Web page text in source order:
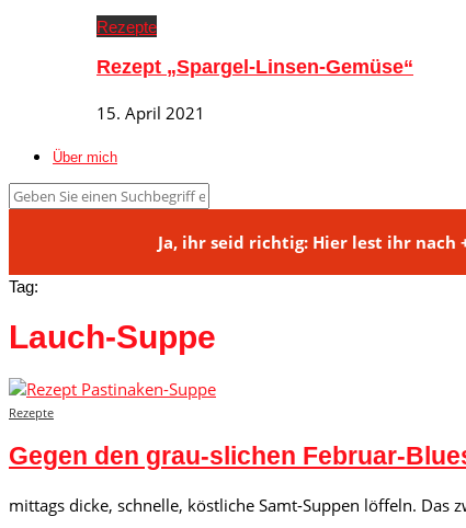
Rezepte
Rezept „Spargel-Linsen-Gemüse“
15. April 2021
Über mich
Ja, ihr seid richtig: Hier lest ihr nach
Tag:
Lauch-Suppe
Rezepte
Gegen den grau-slichen Februar-
mittags dicke, schnelle, köstliche Samt-Suppen löffeln. Das